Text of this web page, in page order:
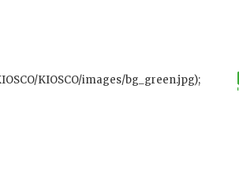
KIOSCO/images/bg_green.jpg);